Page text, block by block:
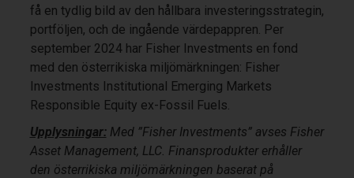
få en tydlig bild av den hållbara investeringsstrategin,
portföljen, och de ingående värdepappren. Per
september 2024 har Fisher Investments en fond
med den österrikiska miljömärkningen: Fisher
Investments Institutional Emerging Markets
Responsible Equity ex-Fossil Fuels.
Upplysningar:Med ”Fisher Investments” avses Fisher
Asset Management, LLC. Finansprodukter erhåller
den österrikiska miljömärkningen baserat på